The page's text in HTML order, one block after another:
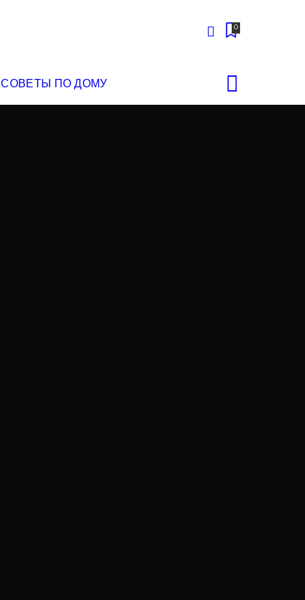
0
СОВЕТЫ ПО ДОМУ